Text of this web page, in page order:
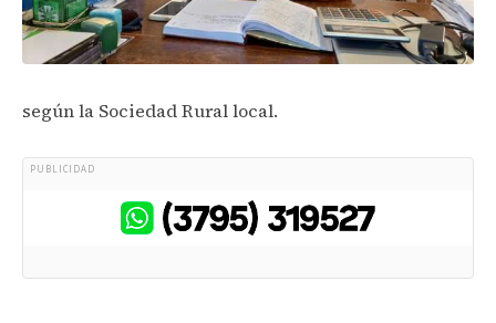
según la Sociedad Rural local.
PUBLICIDAD